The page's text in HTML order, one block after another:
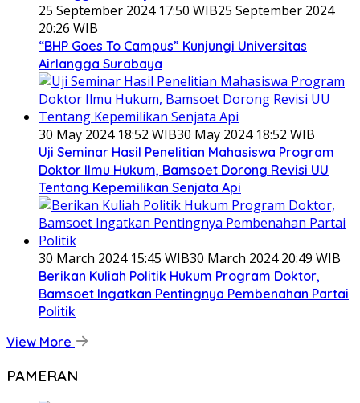
25 September 2024 17:50 WIB25 September 2024
20:26 WIB
“BHP Goes To Campus” Kunjungi Universitas
Airlangga Surabaya
30 May 2024 18:52 WIB30 May 2024 18:52 WIB
Uji Seminar Hasil Penelitian Mahasiswa Program
Doktor Ilmu Hukum, Bamsoet Dorong Revisi UU
Tentang Kepemilikan Senjata Api
30 March 2024 15:45 WIB30 March 2024 20:49 WIB
Berikan Kuliah Politik Hukum Program Doktor,
Bamsoet Ingatkan Pentingnya Pembenahan Partai
Politik
View More
PAMERAN